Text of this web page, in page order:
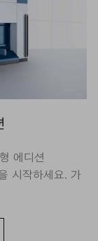
에디션
시작하세요. 가